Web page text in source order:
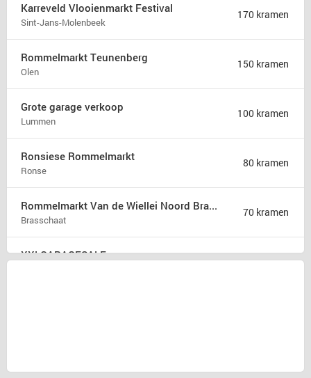
Karreveld Vlooienmarkt Festival
Sint-Jans-Molenbeek
170 kramen
Rommelmarkt Teunenberg
Olen
150 kramen
Grote garage verkoop
Lummen
100 kramen
Ronsiese Rommelmarkt
Ronse
80 kramen
Rommelmarkt Van de Wiellei Noord Brasschaat
Brasschaat
70 kramen
XXLGARAGESALE 50 kramen